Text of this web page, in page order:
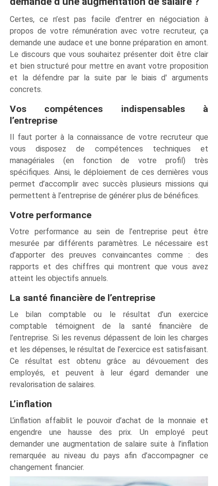
Certes, ce n’est pas facile d’entrer en négociation à
propos de votre rémunération avec votre recruteur, ça
demande une audace et une bonne préparation en amont.
Le discours que vous souhaitez présenter doit être clair
et bien structuré pour mettre en avant votre proposition
et la défendre par la suite par le biais d' arguments
concrets.
Vos compétences indispensables à
l’entreprise
Il faut porter à la connaissance de votre recruteur que
vous disposez de compétences techniques et
managériales (en fonction de votre profil) très
spécifiques. Ainsi, le déploiement de ces dernières vous
permet d’accomplir avec succès plusieurs missions qui
permettent à l’entreprise de générer plus de bénéfices.
Votre performance
Votre performance au sein de l’entreprise peut être
mesurée par différents paramètres. Le nécessaire est
d’apporter des preuves convaincantes comme : des
rapports et des chiffres qui montrent que vous avez
atteint les objectifs annuels.
La santé financière de l’entreprise
Le bilan comptable ou le résultat d’un exercice
comptable témoignent de la santé financière de
l’entreprise. Si les revenus dépassent de loin les charges
et les dépenses, le résultat de l’exercice est satisfaisant.
Ce résultat est obtenu grâce au dévouement des
employés, et peuvent à leur égard demander une
revalorisation de salaires.
L’inflation
L’inflation affaiblit le pouvoir d’achat de la monnaie et
engendre une hausse des prix. Un employé peut
demander une augmentation de salaire suite à l’inflation
remarquée au niveau du pays afin d’accompagner ce
changement financier.